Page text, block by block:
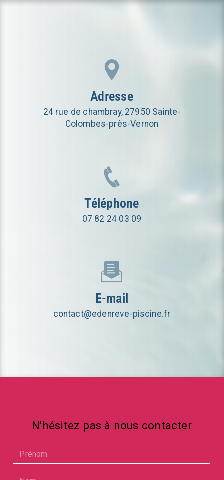
Adresse
24 rue de chambray, 27950 Sainte-
Colombes-près-Vernon
Téléphone
07 82 24 03 09
E-mail
contact@edenreve-piscine.fr
N'hésitez pas à nous contacter